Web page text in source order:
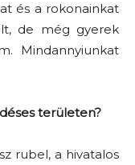
és a rokonainkat
de még gyerek
Mindannyiunkat
területen?
rubel, a hivatalos